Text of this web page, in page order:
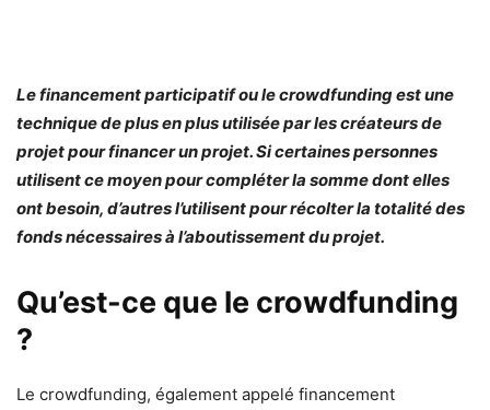
Le financement participatif ou le crowdfunding est une
technique de plus en plus utilisée par les créateurs de
projet pour financer un projet. Si certaines personnes
utilisent ce moyen pour compléter la somme dont elles
ont besoin, d’autres l’utilisent pour récolter la totalité des
fonds nécessaires à l’aboutissement du projet.
Qu’est-ce que le crowdfunding
?
Le crowdfunding, également appelé financement